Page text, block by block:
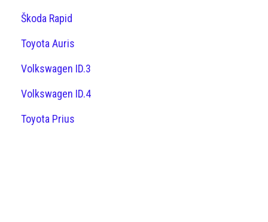
Škoda Rapid
Toyota Auris
Volkswagen ID.3
Volkswagen ID.4
Toyota Prius